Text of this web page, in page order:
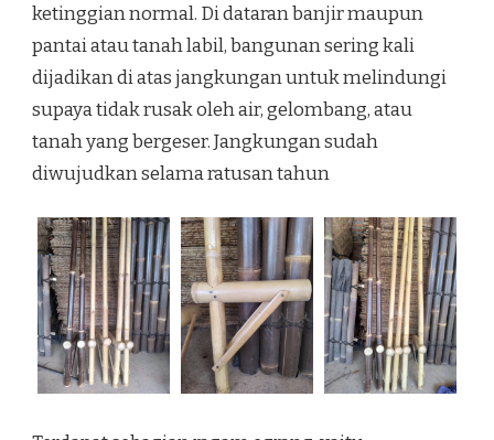
ketinggian normal. Di dataran banjir maupun
pantai atau tanah labil, bangunan sering kali
dijadikan di atas jangkungan untuk melindungi
supaya tidak rusak oleh air, gelombang, atau
tanah yang bergeser. Jangkungan sudah
diwujudkan selama ratusan tahun